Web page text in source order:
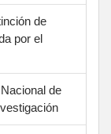
de
por el
de